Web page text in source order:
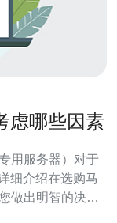
虑哪些因素
用服务器）对于
细介绍在选购马
做出明智的决